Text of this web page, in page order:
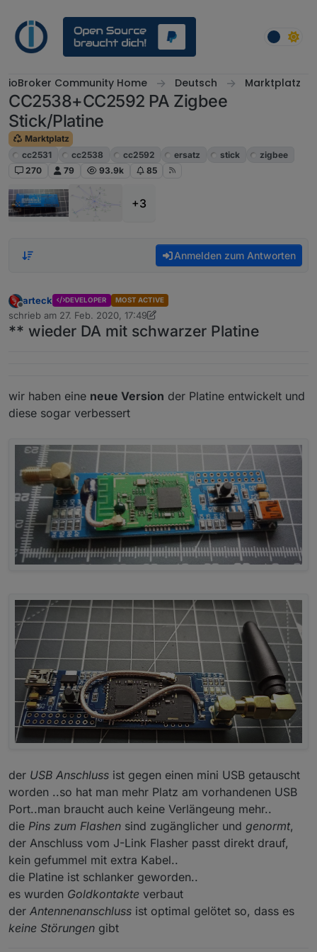
ioBroker Community Home Deutsch Marktplatz
CC2538+CC2592 PA Zigbee
Stick/Platine
Marktplatz
cc2531
cc2538 cc2592 ersatz stick
zigbee
270
79 93.9k 85
+3
Anmelden zum Antworten
Offline
arteck DEVELOPER MOST ACTIVE
schrieb am 27. Feb. 2020, 17:49
zuletzt editiert von arteck
** wieder DA mit schwarzer Platine
wir haben eine neue Version der Platine entwickelt und
diese sogar verbessert
der USB Anschluss ist gegen einen mini USB getauscht
worden ..so hat man mehr Platz am vorhandenen USB
Port..man braucht auch keine Verlängeung mehr..
die Pins zum Flashen sind zugänglicher und genormt,
der Anschluss vom J-Link Flasher passt direkt drauf,
kein gefummel mit extra Kabel..
die Platine ist schlanker geworden..
es wurden Goldkontakte verbaut
der Antennenanschluss ist optimal gelötet so, dass es
keine Störungen gibt